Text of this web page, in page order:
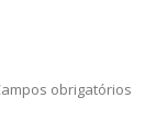
obrigatórios